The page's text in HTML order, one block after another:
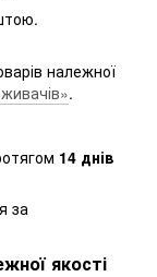
належної
.
14 днів
за
якості